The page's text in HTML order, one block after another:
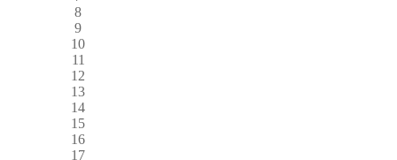
8
9
10
11
12
13
14
15
16
17